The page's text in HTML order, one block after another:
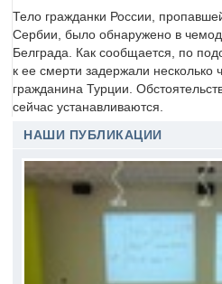
Тело гражданки России,
Сербии, было обнаружено в
Белграда. Как сообщается, по
к ее смерти задержали несколько
гражданина Турции.
сейчас устанавливаются.
НАШИ ПУБЛИКАЦИИ